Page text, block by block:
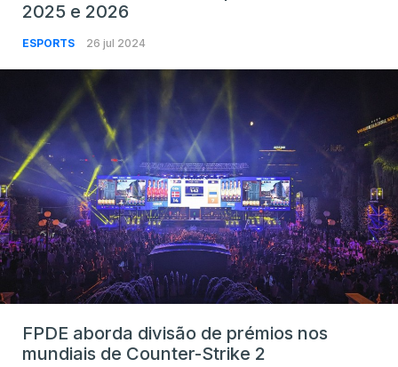
2025 e 2026
ESPORTS 26 jul 2024
FPDE aborda divisão de prémios nos
mundiais de Counter-Strike 2